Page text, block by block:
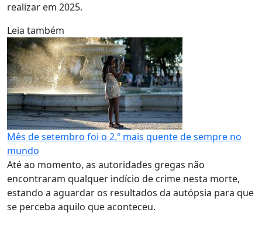
realizar em 2025.
Leia também
Mês de setembro foi o 2.º mais quente de sempre no
mundo
Até ao momento, as autoridades gregas não
encontraram qualquer indício de crime nesta morte,
estando a aguardar os resultados da autópsia para que
se perceba aquilo que aconteceu.